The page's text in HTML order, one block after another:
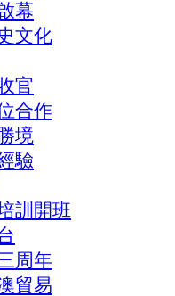
幕
文化
官
合作
境
驗
訓開班
周年
貿易